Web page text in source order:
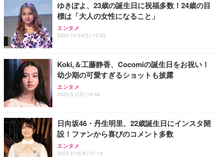
ゆきぽよ、23歳の誕生日に祝福多数！24歳の目
標は「大人の女性になること」
エンタメ
2020.10.24(土) 10:33
Koki,＆工藤静香、Cocomiの誕生日をお祝い！
幼少期の可愛すぎるショットも披露
エンタメ
2023.5.1(月) 14:38
日向坂46・丹生明里、22歳誕生日にインスタ開
設！ファンから喜びのコメント多数
エンタメ
2023.2.16(木) 17:19